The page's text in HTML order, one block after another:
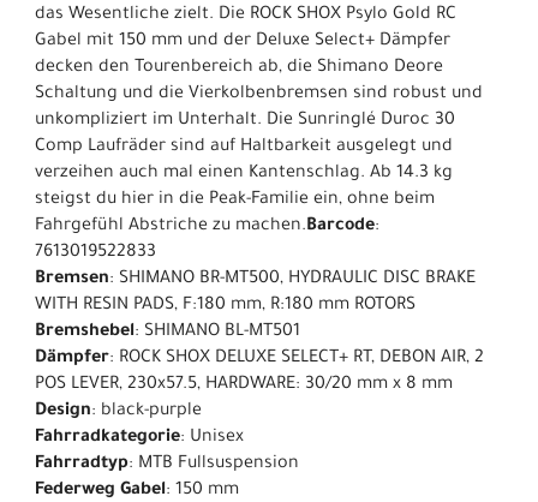
das Wesentliche zielt. Die ROCK SHOX Psylo Gold RC
Gabel mit 150 mm und der Deluxe Select+ Dämpfer
decken den Tourenbereich ab, die Shimano Deore
Schaltung und die Vierkolbenbremsen sind robust und
unkompliziert im Unterhalt. Die Sunringlé Duroc 30
Comp Laufräder sind auf Haltbarkeit ausgelegt und
verzeihen auch mal einen Kantenschlag. Ab 14.3 kg
steigst du hier in die Peak-Familie ein, ohne beim
Fahrgefühl Abstriche zu machen.Barcode:
7613019522833
Bremsen: SHIMANO BR-MT500, HYDRAULIC DISC BRAKE
WITH RESIN PADS, F:180 mm, R:180 mm ROTORS
Bremshebel: SHIMANO BL-MT501
Dämpfer: ROCK SHOX DELUXE SELECT+ RT, DEBON AIR, 2
POS LEVER, 230x57.5, HARDWARE: 30/20 mm x 8 mm
Design: black-purple
Fahrradkategorie: Unisex
Fahrradtyp: MTB Fullsuspension
Federweg Gabel: 150 mm